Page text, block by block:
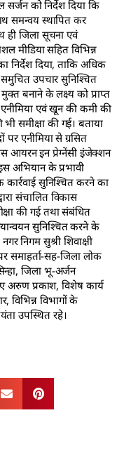
सर्जन को निर्देश दिया कि
समन्वय स्थापित कर
जिला सूचना एवं
मीडिया सहित विभिन्न
निर्देश दिया, ताकि अधिक
उपचार सुनिश्चित
बनाने के लक्ष्य को प्राप्त
एवं खून की कमी की
समीक्षा की गई। बताया
पर एनीमिया से ग्रसित
आयरन इन प्रेग्नेंसी इंजेक्शन
अभियान के प्रभावी
सुनिश्चित करने का
संचालित विकास
की गई तथा संबंधित
सुनिश्चित करने के
निगम सुश्री शिवाक्षी
समाहर्ता-सह-जिला लोक
जिला भू-अर्जन
अरुण प्रकाश, विशेष कार्य
विभिन्न विभागों के
उपस्थित रहे।